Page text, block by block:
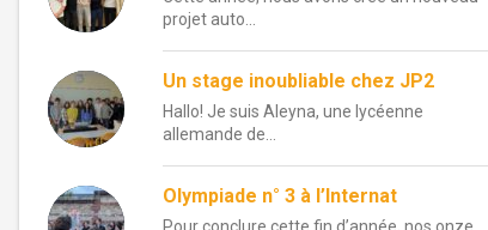
projet auto...
Un stage inoubliable chez JP2
Hallo! Je suis Aleyna, une lycéenne
allemande de...
Olympiade n° 3 à l’Internat